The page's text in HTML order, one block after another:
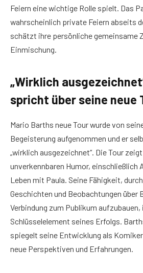
Feiern eine wichtige Rolle spielt. Das
wahrscheinlich private Feiern abseits
schätzt ihre persönliche gemeinsame
Einmischung.
„Wirklich
spricht über seine neue
Mario Barths neue Tour wurde von
Begeisterung aufgenommen und er
„wirklich ausgezeichnet“. Die Tour
unverkennbaren Humor, einschließlich
Leben mit Paula. Seine Fähigkeit,
Geschichten und Beobachtungen über
Verbindung zum Publikum
Schlüsselelement seines Erfolgs.
spiegelt seine Entwicklung als
neue Perspektiven und Erfahrungen.